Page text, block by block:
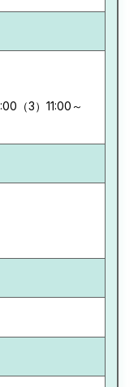
（3）11:00～